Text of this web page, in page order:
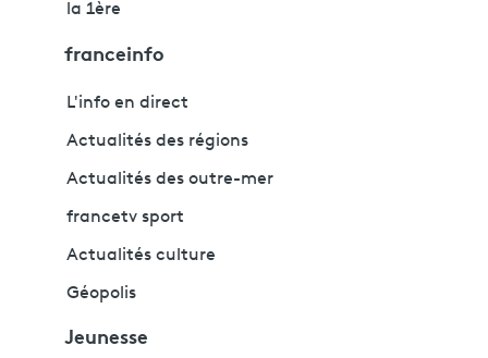
la 1ère
franceinfo
L'info en direct
Actualités des régions
Actualités des outre-mer
francetv sport
Actualités culture
Géopolis
Jeunesse